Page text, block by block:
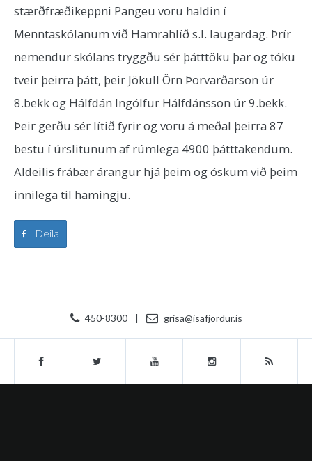
stærðfræðikeppni Pangeu voru haldin í
Menntaskólanum við Hamrahlíð s.l. laugardag. Þrír
nemendur skólans tryggðu sér þátttöku þar og tóku
tveir þeirra þátt, þeir Jökull Örn Þorvarðarson úr
8.bekk og Hálfdán Ingólfur Hálfdánsson úr 9.bekk.
Þeir gerðu sér lítið fyrir og voru á meðal þeirra 87
bestu í úrslitunum af rúmlega 4900 þátttakendum.
Aldeilis frábær árangur hjá þeim og óskum við þeim
innilega til hamingju.
Deila
450-8300 | grisa@isafjordur.is